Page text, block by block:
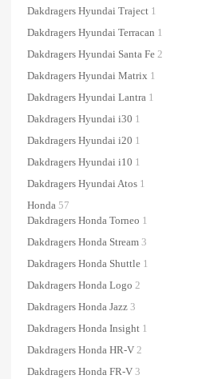
Dakdragers Hyundai Traject 1
Dakdragers Hyundai Terracan 1
Dakdragers Hyundai Santa Fe 2
Dakdragers Hyundai Matrix 1
Dakdragers Hyundai Lantra 1
Dakdragers Hyundai i30 1
Dakdragers Hyundai i20 1
Dakdragers Hyundai i10 1
Dakdragers Hyundai Atos 1
Honda 57
Dakdragers Honda Torneo 1
Dakdragers Honda Stream 3
Dakdragers Honda Shuttle 1
Dakdragers Honda Logo 2
Dakdragers Honda Jazz 3
Dakdragers Honda Insight 1
Dakdragers Honda HR-V 2
Dakdragers Honda FR-V 3